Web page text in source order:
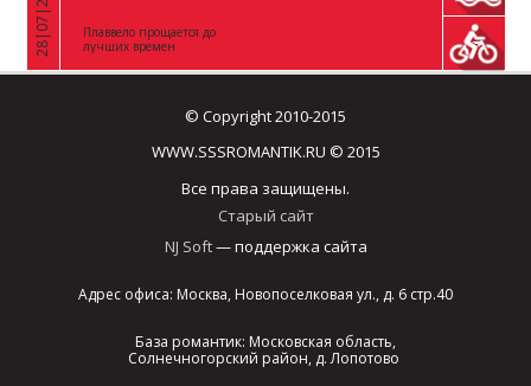
Плаввело прощается до
лучших времен
© Copyright 2010-2015
WWW.SSSROMANTIK.RU © 2015
Все права защищены.
Старый сайт
NJ Soft— поддержка сайта
Адрес офиса: Москва, Новопоселковая ул., д. 6 стр.40
База романтик: Московская область,
Солнечногорский район, д. Лопотово